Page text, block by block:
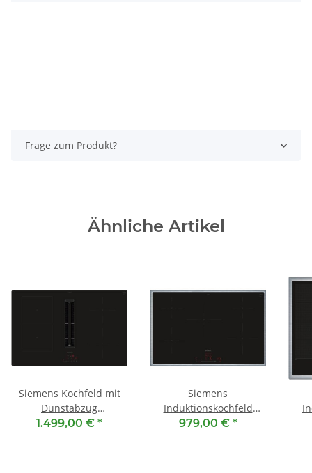
Frage zum Produkt?
Ähnliche Artikel
Siemens Kochfeld mit
Dunstabzug
ED811BS16E [ EEK: B ]
1.499,00 € *
Siemens
Induktionskochfeld
EH845HVB1E - 80 cm
979,00 € *